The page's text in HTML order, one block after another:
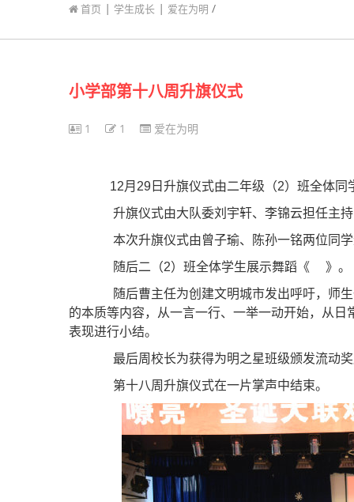
首页 | 学生成长 | 爱在为明 /
小学部第十八周升旗仪式
1 1 爱在为明
12月29日升旗仪式由二年级（2）班全体同
升旗仪式由大队委刘宇轩、李锦云担任主持
本次升旗仪式由曾子瑜、陈孙一铭两位同
随后二（2）班全体学生展示舞蹈《 》。
随后曹主任为创建文明城市发出呼吁，师生
的本质等内容，从一言一行、一举一动开始，从
表现进行小结。
最后周校长为获得为明之星班级颁发流动
第十八周升旗仪式在一片掌声中结束。